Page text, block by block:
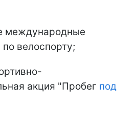
международные
велоспорту;
акция "Пробег под